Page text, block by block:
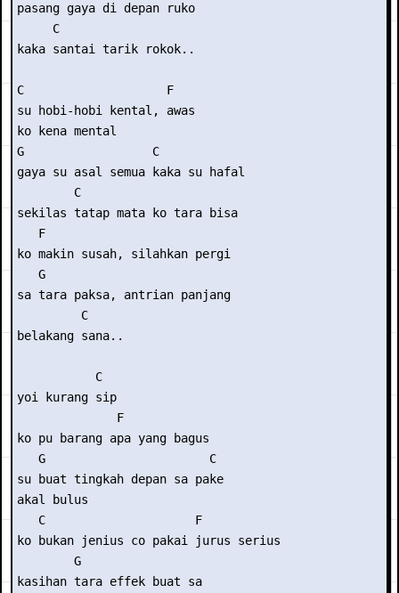
pasang gaya di depan ruko
     C
kaka santai tarik rokok..
C                    F
su hobi-hobi kental, awas
ko kena mental
G                  C
gaya su asal semua kaka su hafal
        C
sekilas tatap mata ko tara bisa
   F
ko makin susah, silahkan pergi
   G
sa tara paksa, antrian panjang
         C
belakang sana..
           C
yoi kurang sip
              F
ko pu barang apa yang bagus
   G                       C
su buat tingkah depan sa pake
akal bulus
   C                     F
ko bukan jenius co pakai jurus serius
        G
kasihan tara effek buat sa